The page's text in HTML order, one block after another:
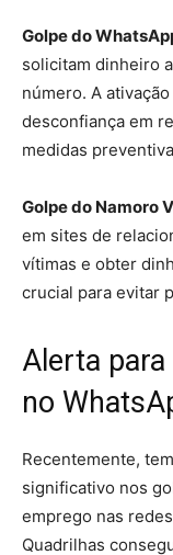
Golpe do
solicitam dinheiro
número. A
desconfiança em
medidas
Golpe do Namoro
em sites de
vítimas e obter
crucial para evitar
Alerta
no
Recentemente,
significativo nos
emprego nas
Quadrilhas